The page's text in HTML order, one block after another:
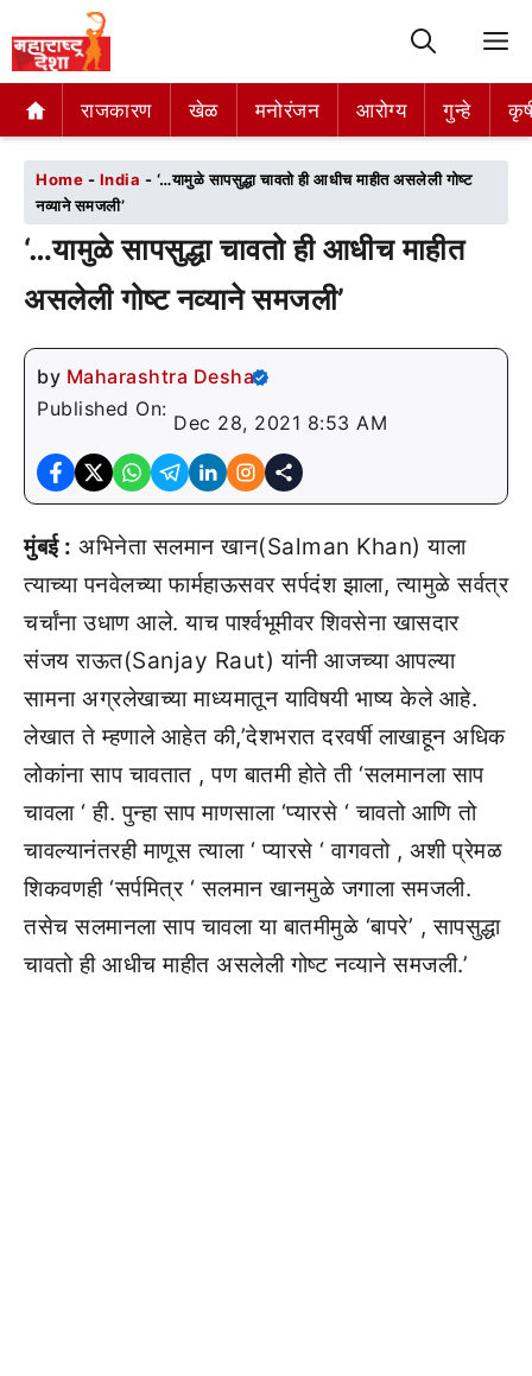
राजकारण खेळ मनोरंजन आरोग्य गुन्हे
राजकारण खेळ मनोरंजन आरोग्य गुन्हे
Home - India - ‘…यामुळे सापसुद्धा चावतो ही आधीच माहीत असलेली गोष्ट
नव्याने समजली’
‘…यामुळे सापसुद्धा चावतो ही आधीच माहीत
असलेली गोष्ट नव्याने समजली’
by Maharashtra Desha
Published On:
Dec 28, 2021 8:53 AM
मुंबई : अभिनेता सलमान खान(Salman Khan) याला
त्याच्या पनवेलच्या फार्महाऊसवर सर्पदंश झाला, त्यामुळे सर्वत्र
चर्चांना उधाण आले. याच पार्श्वभूमीवर शिवसेना खासदार
संजय राऊत(Sanjay Raut) यांनी आजच्या आपल्या
सामना अग्रलेखाच्या माध्यमातून याविषयी भाष्य केले आहे.
लेखात ते म्हणाले आहेत की,’देशभरात दरवर्षी लाखाहून अधिक
लोकांना साप चावतात , पण बातमी होते ती ‘सलमानला साप
चावला ‘ ही. पुन्हा साप माणसाला ‘प्यारसे ‘ चावतो आणि तो
चावल्यानंतरही माणूस त्याला ‘ प्यारसे ‘ वागवतो , अशी प्रेमळ
शिकवणही ‘सर्पमित्र ‘ सलमान खानमुळे जगाला समजली.
तसेच सलमानला साप चावला या बातमीमुळे ‘बापरे’ , सापसुद्धा
चावतो ही आधीच माहीत असलेली गोष्ट नव्याने समजली.’